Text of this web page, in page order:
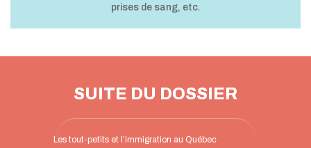
prises de sang, etc.
SUITE DU DOSSIER
Les tout-petits et l’immigration au Québec